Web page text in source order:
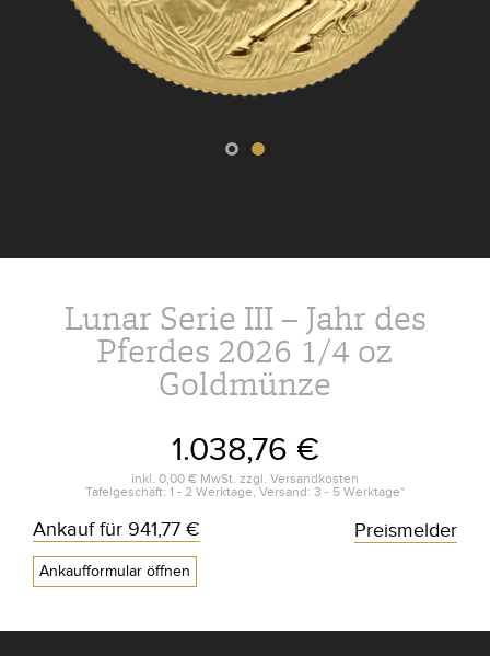
Lunar Serie III – Jahr des
Pferdes 2026 1/4 oz
Goldmünze
1.038,76 €
inkl. 0,00 € MwSt. zzgl. Versandkosten
Tafelgeschäft: 1 - 2 Werktage, Versand: 3 - 5 Werktage*
Ankauf für 941,77 €
Ankaufformular öffnen
Preismelder